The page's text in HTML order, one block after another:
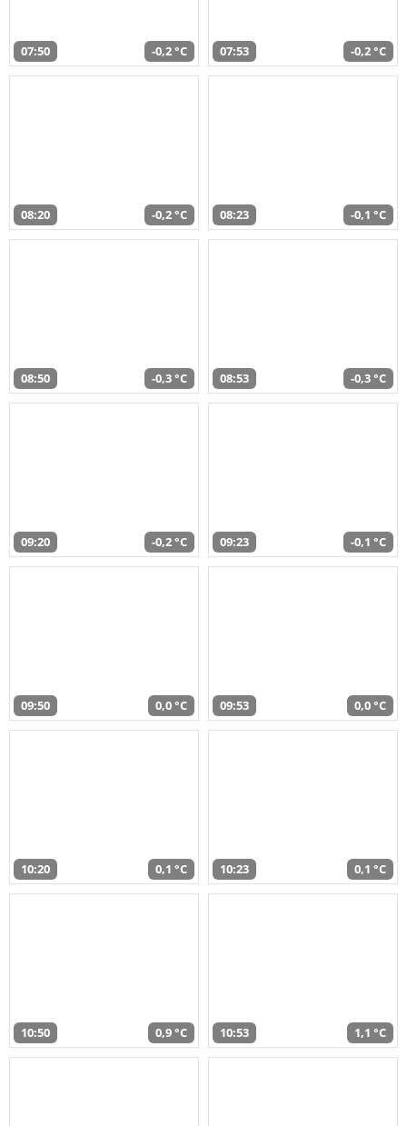
07:50 -0,2 °C 07:53 -0,2 °C
08:20 -0,2 °C 08:23 -0,1 °C
08:50 -0,3 °C 08:53 -0,3 °C
09:20 -0,2 °C 09:23 -0,1 °C
09:50 0,0 °C 09:53 0,0 °C
10:20 0,1 °C 10:23 0,1 °C
10:50 0,9 °C 10:53 1,1 °C